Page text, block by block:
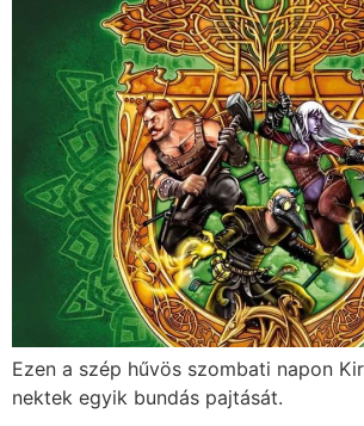
Ezen a szép hűvös szombati napon
nektek egyik bundás pajtását.